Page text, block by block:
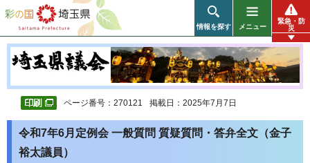
彩の国 埼玉県
情報を探す メニュー
緊急・防
災
ページ番号：270121 掲載日：2025年7月7日
令和7年6月定例会 一般質問 質疑質問・答弁全文（金子
裕太議員）